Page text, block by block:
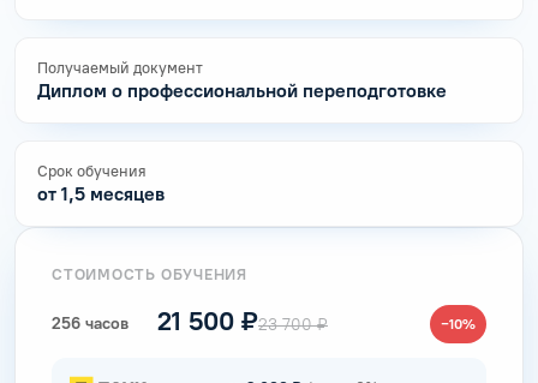
Получаемый документ
Диплом о профессиональной переподготовке
Срок обучения
от 1,5 месяцев
СТОИМОСТЬ ОБУЧЕНИЯ
256 часов 21 500 ₽23 700 ₽ −10%